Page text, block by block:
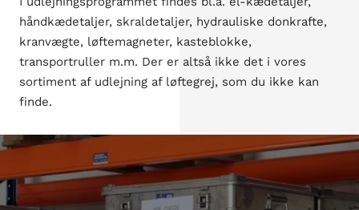
håndkædetaljer, skraldetaljer, hydrauliske donkrafte,
kranvægte, løftemagneter, kasteblokke,
transportruller m.m. Der er altså ikke det i vores
sortiment af udlejning af løftegrej, som du ikke kan
finde.